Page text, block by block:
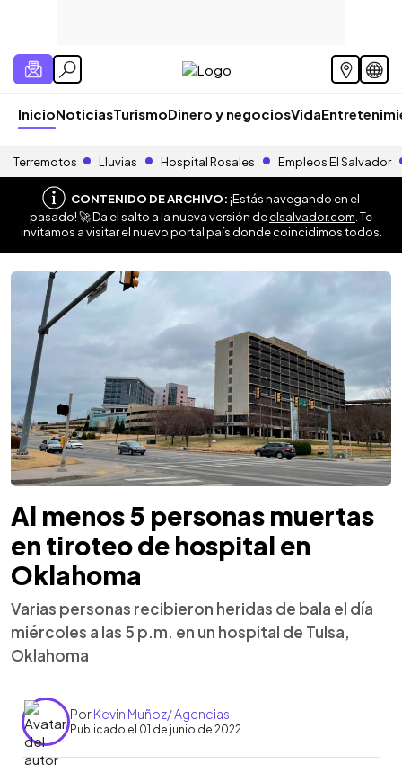
InicioNoticiasTurismoDinero y negociosVida
Terremotos Lluvias Hospital Rosales Empleos El Salvador
CONTENIDO DE ARCHIVO:¡Estás navegando en el
pasado! 🚀 Da el salto a la nueva versión deelsalvador.com . Te
invitamos a visitar el nuevo portal país donde coincidimos todos.
Al menos 5 personas muertas
en tiroteo de hospital en
Oklahoma
Varias personas recibieron heridas de bala el día
miércoles a las 5 p.m. en un hospital de Tulsa,
Oklahoma
PorKevin Muñoz/ Agencias
Publicado el 01 de junio de 2022